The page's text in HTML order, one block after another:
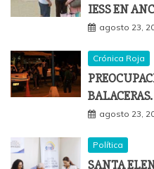
IESS EN
agosto 23,
Crónica Roja
BALACERAS.
agosto 23,
Política
SANTA